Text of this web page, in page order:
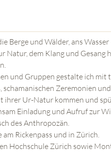
Berge und Wälder, ans Wasser
dem Klang und Gesang
und Gruppen gestalte ich mit
Zeremonien
Ur-Natur kommen und
Einladung und Aufruf zur
des Anthropozän.
Rickenpass und in Zürich.
Hochschule Zürich sowie